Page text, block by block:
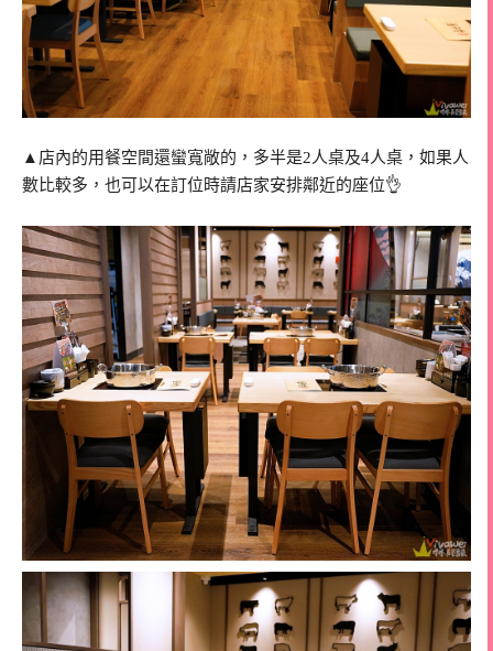
▲店內的用餐空間還蠻寬敞的，多半是2人桌及4人桌，如果人
數比較多，也可以在訂位時請店家安排鄰近的座位👌